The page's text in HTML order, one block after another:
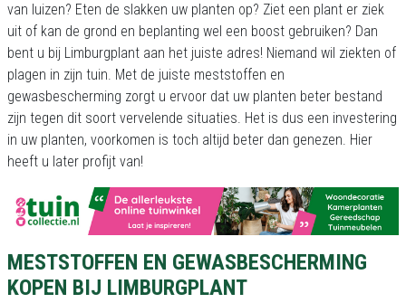
van luizen? Eten de slakken uw planten op? Ziet een plant er ziek
uit of kan de grond en beplanting wel een boost gebruiken? Dan
bent u bij Limburgplant aan het juiste adres! Niemand wil ziekten of
plagen in zijn tuin. Met de juiste meststoffen en
gewasbescherming zorgt u ervoor dat uw planten beter bestand
zijn tegen dit soort vervelende situaties. Het is dus een investering
in uw planten, voorkomen is toch altijd beter dan genezen. Hier
heeft u later profijt van!
MESTSTOFFEN EN GEWASBESCHERMING
KOPEN BIJ LIMBURGPLANT